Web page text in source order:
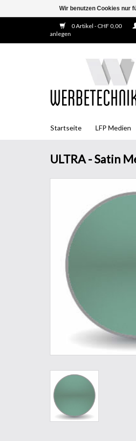
0 Artikel - CHF 0,00
anlegen
Startseite LFP Medien
ULTRA - Satin
Wir benutzen Cookies nur